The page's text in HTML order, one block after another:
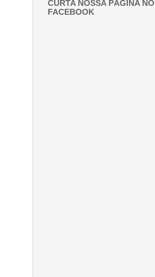
CURTA NOSSA PÁGINA NO
FACEBOOK